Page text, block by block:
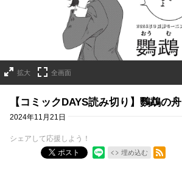
拡大 全画面
【コミックDAYS読み切り】鸚鵡の舟
2024年11月21日
シェアして応援しよう！
ポスト
埋め込む
RSSフィード